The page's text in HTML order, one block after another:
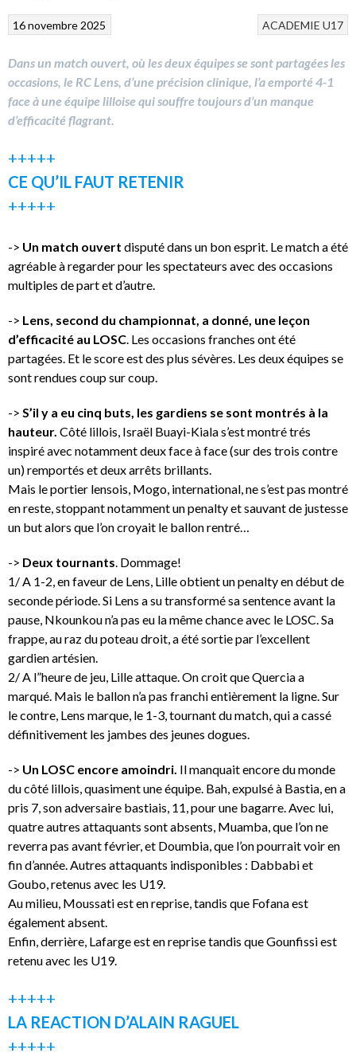
ACADEMIE U17
16 novembre 2025
Dans un match ouvert, où les deux équipes se sont partagées les
occasions, le RC Lens, d’une précision clinique, l’a emporté 4-1
face à une équipe lilloise qui souffre toujours d’un manque
d’efficacité flagrant.
+++++
CE QU’IL FAUT RETENIR
+++++
-> Un match ouvert disputé dans un bon esprit. Le match a été
agréable à regarder pour les spectateurs avec des occasions
multiples de part et d’autre.
-> Lens, second du championnat, a donné, une leçon
d’efficacité au LOSC. Les occasions franches ont été
partagées. Et le score est des plus sévères. Les deux équipes se
sont rendues coup sur coup.
-> S’il y a eu cinq buts, les gardiens se sont montrés à la
hauteur. Côté lillois, Israël Buayi-Kiala s’est montré trés
inspiré avec notamment deux face à face (sur des trois contre
un) remportés et deux arrêts brillants.
Mais le portier lensois, Mogo, international, ne s’est pas montré
en reste, stoppant notamment un penalty et sauvant de justesse
un but alors que l’on croyait le ballon rentré…
-> Deux tournants. Dommage!
1/ A 1-2, en faveur de Lens, Lille obtient un penalty en début de
seconde période. Si Lens a su transformé sa sentence avant la
pause, Nkounkou n’a pas eu la même chance avec le LOSC. Sa
frappe, au raz du poteau droit, a été sortie par l’excellent
gardien artésien.
2/ A l”heure de jeu, Lille attaque. On croit que Quercia a
marqué. Mais le ballon n’a pas franchi entièrement la ligne. Sur
le contre, Lens marque, le 1-3, tournant du match, qui a cassé
définitivement les jambes des jeunes dogues.
-> Un LOSC encore amoindri. Il manquait encore du monde
du côté lillois, quasiment une équipe. Bah, expulsé à Bastia, en a
pris 7, son adversaire bastiais, 11, pour une bagarre. Avec lui,
quatre autres attaquants sont absents, Muamba, que l’on ne
reverra pas avant février, et Doumbia, que l’on pourrait voir en
fin d’année. Autres attaquants indisponibles : Dabbabi et
Goubo, retenus avec les U19.
Au milieu, Moussati est en reprise, tandis que Fofana est
également absent.
Enfin, derrière, Lafarge est en reprise tandis que Gounfissi est
retenu avec les U19.
+++++
LA REACTION D’ALAIN RAGUEL
+++++